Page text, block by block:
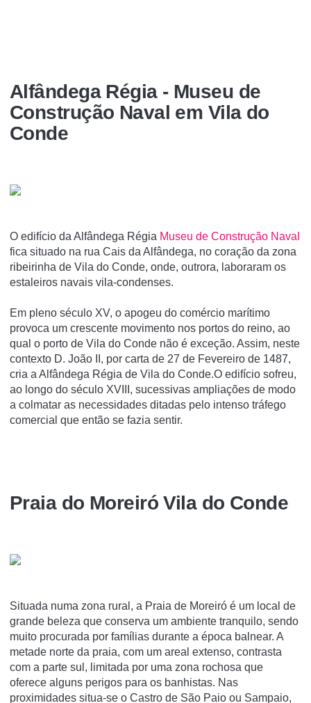
Alfândega Régia - Museu de
Construção Naval em Vila do
Conde
O edifício da Alfândega Régia Museu de Construção Naval
fica situado na rua Cais da Alfândega, no coração da zona
ribeirinha de Vila do Conde, onde, outrora, laboraram os
estaleiros navais vila-condenses.
Em pleno século XV, o apogeu do comércio marítimo
provoca um crescente movimento nos portos do reino, ao
qual o porto de Vila do Conde não é exceção. Assim, neste
contexto D. João II, por carta de 27 de Fevereiro de 1487,
cria a Alfândega Régia de Vila do Conde.O edifício sofreu,
ao longo do século XVIII, sucessivas ampliações de modo
a colmatar as necessidades ditadas pelo intenso tráfego
comercial que então se fazia sentir.
Praia do Moreiró Vila do Conde
Situada numa zona rural, a Praia de Moreiró é um local de
grande beleza que conserva um ambiente tranquilo, sendo
muito procurada por famílias durante a época balnear. A
metade norte da praia, com um areal extenso, contrasta
com a parte sul, limitada por uma zona rochosa que
oferece alguns perigos para os banhistas. Nas
proximidades situa-se o Castro de São Paio ou Sampaio,